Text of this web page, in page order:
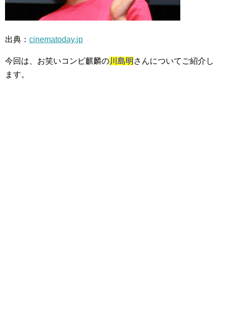
出典： cinematoday.jp
今回は、お笑いコンビ麒麟の川島明 さんについてご紹介し
ます。